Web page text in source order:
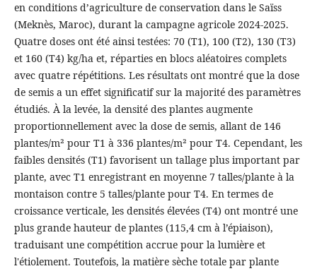
en conditions d’agriculture de conservation dans le Saïss
(Meknès, Maroc), durant la campagne agricole 2024-2025.
Quatre doses ont été ainsi testées: 70 (T1), 100 (T2), 130 (T3)
et 160 (T4) kg/ha et, réparties en blocs aléatoires complets
avec quatre répétitions. Les résultats ont montré que la dose
de semis a un effet significatif sur la majorité des paramètres
étudiés. À la levée, la densité des plantes augmente
proportionnellement avec la dose de semis, allant de 146
plantes/m² pour T1 à 336 plantes/m² pour T4. Cependant, les
faibles densités (T1) favorisent un tallage plus important par
plante, avec T1 enregistrant en moyenne 7 talles/plante à la
montaison contre 5 talles/plante pour T4. En termes de
croissance verticale, les densités élevées (T4) ont montré une
plus grande hauteur de plantes (115,4 cm à l’épiaison),
traduisant une compétition accrue pour la lumière et
l'étiolement. Toutefois, la matière sèche totale par plante